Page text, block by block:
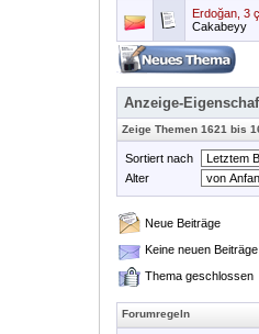
Erdoğan, 3
Cakabeyy
Anzeige-
Zeige Themen 1621 bis
Sortiert nach
Alter
Neue Beiträge
Keine neuen Beiträge
Thema geschlossen
Forumregeln